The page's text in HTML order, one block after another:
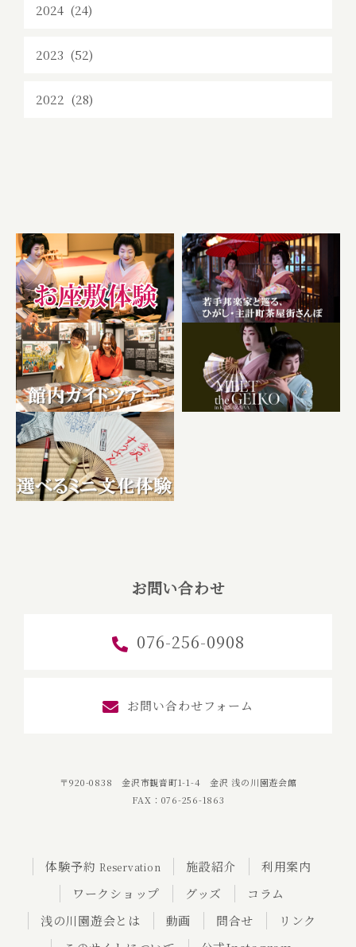
2024 (24)
2023 (52)
2022 (28)
お問い合わせ
076-256-0908
お問い合わせフォーム
〒920-0838 金沢市観音町1-1-4 金沢 浅の川園遊会館
FAX：076-256-1863
体験予約 Reservation 施設紹介
利用案内
ワークショップ
グッズ
コラム
浅の川園遊会とは
動画 問合せ
リンク